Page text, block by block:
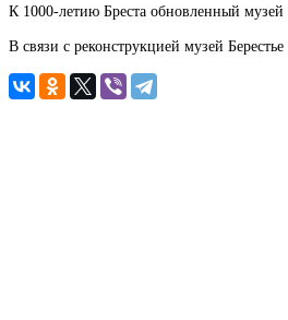
К 1000-летию Бреста обновленный музей
В связи с реконструкцией музей